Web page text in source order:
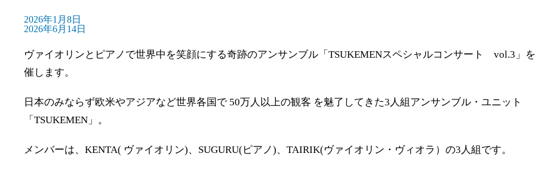
2026年1月8日
2026年6月14日
ヴァイオリンとピアノで世界中を笑顔にする奇跡のアンサンブル「TSUKEMENスペシャルコンサート vol.3」
催します。
日本のみならず欧米やアジアなど世界各国で 50万人以上の観客 を魅了してきた3人組アンサンブル・ユニット
「TSUKEMEN」。
メンバーは、KENTA( ヴァイオリン)、SUGURU(ピアノ)、TAIRIK(ヴァイオリン・ヴィオラ）の3人組です。